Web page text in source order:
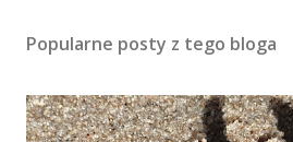
Popularne posty z tego bloga